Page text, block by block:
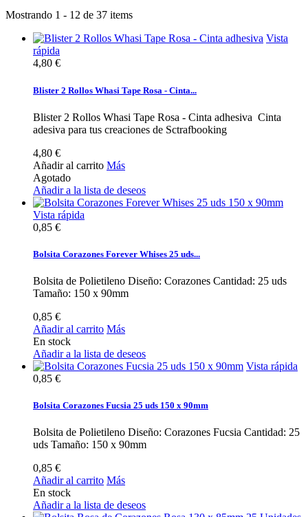
Mostrando 1 - 12 de 37 items
Vista
rápida
4,80 €
Blister 2 Rollos Whasi Tape Rosa - Cinta...
Blister 2 Rollos Whasi Tape Rosa - Cinta adhesiva Cinta
adesiva para tus creaciones de Sctrafbooking
4,80 €
Añadir al carrito Más
Agotado
Añadir a la lista de deseos
Vista rápida
0,85 €
Bolsita Corazones Forever Whises 25 uds...
Bolsita de Polietileno Diseño: Corazones Cantidad: 25 uds
Tamaño: 150 x 90mm
0,85 €
Añadir al carrito Más
En stock
Añadir a la lista de deseos
Vista rápida
0,85 €
Bolsita Corazones Fucsia 25 uds 150 x 90mm
Bolsita de Polietileno Diseño: Corazones Fucsia Cantidad: 25
uds Tamaño: 150 x 90mm
0,85 €
Añadir al carrito Más
En stock
Añadir a la lista de deseos